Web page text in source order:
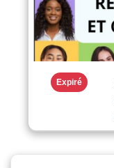
Expiré